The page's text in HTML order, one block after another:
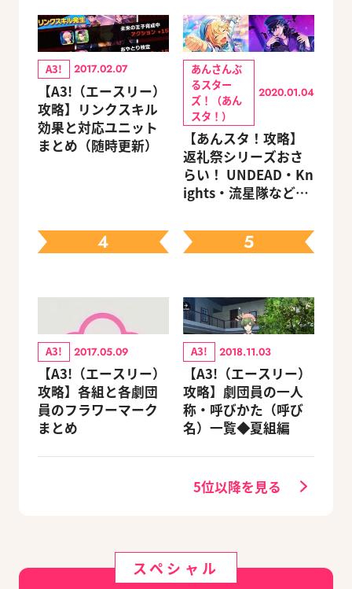
A3! 2017.02.07
【A3!（エースリー）
攻略】リンクスキル
効果と対応ユニット
まとめ（随時更新）
あんさんぶ
るスター
ズ！（あん
スタ！）
2020.01.04
【あんスタ！攻略】
返礼祭シリーズおさ
らい！ UNDEAD・Kn
ights・流星隊など、
ェック
4
A3! 2017.05.09
【A3!（エースリー）
攻略】各組と各劇団
員のフラワーマーク
まとめ
5
A3! 2018.11.03
【A3!（エースリー）
攻略】劇団員の一人
称・呼びかた（呼び
名）一覧◆夏組編
5位以降を見る
スペシャル